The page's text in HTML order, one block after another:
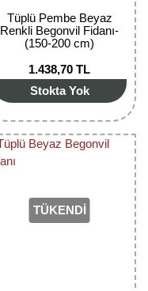
Tüplü Pembe Beyaz
Renkli Begonvil Fidanı-
(150-200 cm)
1.438,70 TL
Stokta Yok
TÜKENDİ